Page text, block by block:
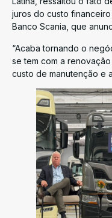
juros do custo
Banco Scania, que
“Acaba tornando o
se tem com a
custo de manutenção e